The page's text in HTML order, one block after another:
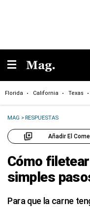
Florida California Texas
MAG >RESPUESTAS
Añadir El
Cómo
simples
Para que la carne